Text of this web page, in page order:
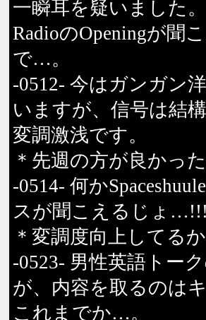
一瞬耳を疑いました
RadioのOpeningが聞
で…。
-0512- 今はガンガン
いますが、信号は結
変調激浅です。
＊先週の方が良かっ
-0514- 何か
スが聞こえるじょ…!!!
＊変調度向上してる
-0523- 男性英語トー
が、内容を取るのは
これまでか…。